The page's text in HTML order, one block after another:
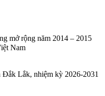
Nam
Lắk, nhiệm kỳ 2026-2031
mở rộng năm 2014 – 2015